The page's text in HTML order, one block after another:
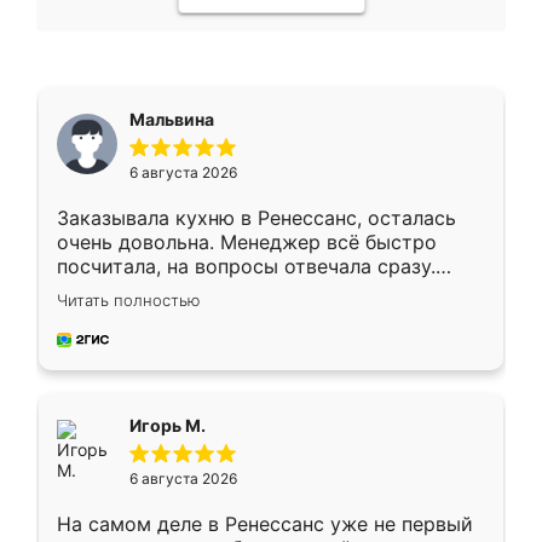
Мальвина
6 августа 2026
Заказывала кухню в Ренессанс, осталась
очень довольна. Менеджер всё быстро
посчитала, на вопросы отвечала сразу.
Замерщик приехал в субботу, подошёл к
делу со всей ответственностью. Собрали
за день, ребята работали аккуратно, даже
Читать полностью
Игорь М.
6 августа 2026
На самом деле в Ренессанс уже не первый